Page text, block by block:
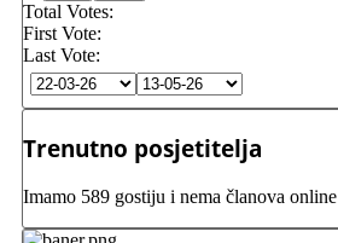
Total Votes:
First Vote:
Last Vote:
Trenutno posjetitelja
Imamo 589 gostiju i nema članova online